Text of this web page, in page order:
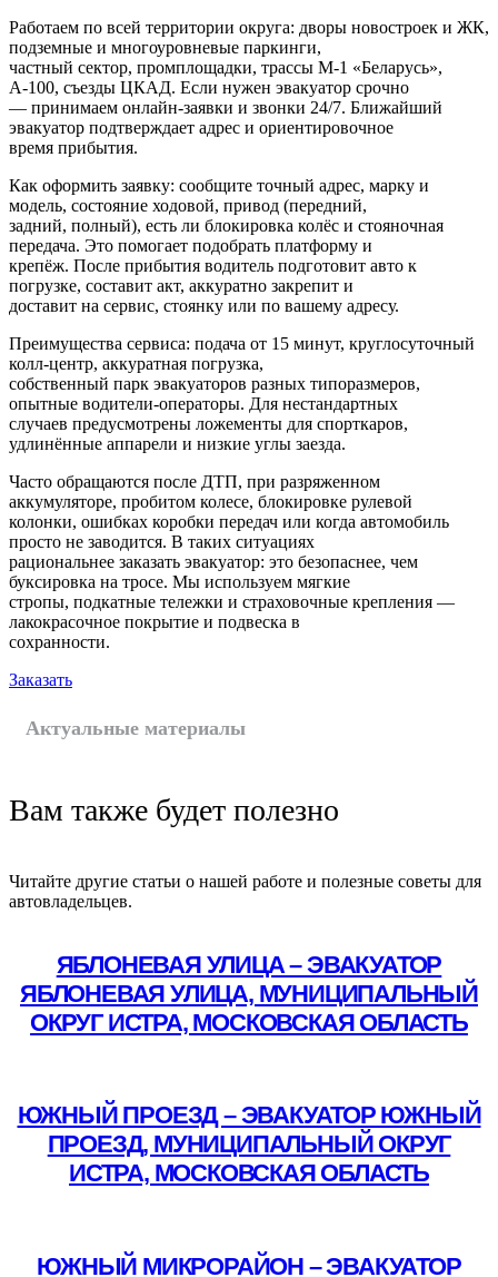
Работаем по всей территории округа: дворы новостроек и ЖК,
подземные и многоуровневые паркинги,
частный сектор, промплощадки, трассы М‑1 «Беларусь»,
А‑100, съезды ЦКАД. Если нужен эвакуатор срочно
— принимаем онлайн-заявки и звонки 24/7. Ближайший
эвакуатор подтверждает адрес и ориентировочное
время прибытия.
Как оформить заявку: сообщите точный адрес, марку и
модель, состояние ходовой, привод (передний,
задний, полный), есть ли блокировка колёс и стояночная
передача. Это помогает подобрать платформу и
крепёж. После прибытия водитель подготовит авто к
погрузке, составит акт, аккуратно закрепит и
доставит на сервис, стоянку или по вашему адресу.
Преимущества сервиса: подача от 15 минут, круглосуточный
колл‑центр, аккуратная погрузка,
собственный парк эвакуаторов разных типоразмеров,
опытные водители-операторы. Для нестандартных
случаев предусмотрены ложементы для спорткаров,
удлинённые аппарели и низкие углы заезда.
Часто обращаются после ДТП, при разряженном
аккумуляторе, пробитом колесе, блокировке рулевой
колонки, ошибках коробки передач или когда автомобиль
просто не заводится. В таких ситуациях
рациональнее заказать эвакуатор: это безопаснее, чем
буксировка на тросе. Мы используем мягкие
стропы, подкатные тележки и страховочные крепления —
лакокрасочное покрытие и подвеска в
сохранности.
Заказать
Актуальные материалы
Вам также будет полезно
Читайте другие статьи о нашей работе и полезные советы для
автовладельцев.
ЯБЛОНЕВАЯ УЛИЦА – ЭВАКУАТОР
ЯБЛОНЕВАЯ УЛИЦА, МУНИЦИПАЛЬНЫЙ
ОКРУГ ИСТРА, МОСКОВСКАЯ ОБЛАСТЬ
ЮЖНЫЙ ПРОЕЗД – ЭВАКУАТОР ЮЖНЫЙ
ПРОЕЗД, МУНИЦИПАЛЬНЫЙ ОКРУГ
ИСТРА, МОСКОВСКАЯ ОБЛАСТЬ
ЮЖНЫЙ МИКРОРАЙОН – ЭВАКУАТОР